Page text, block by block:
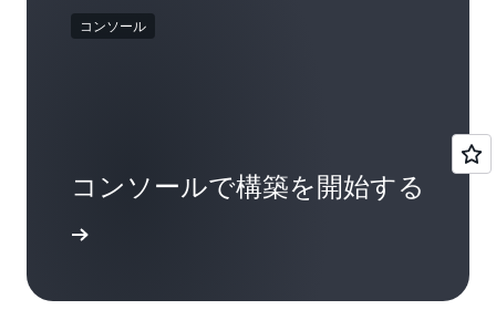
コンソール
コンソールで構築を開始する